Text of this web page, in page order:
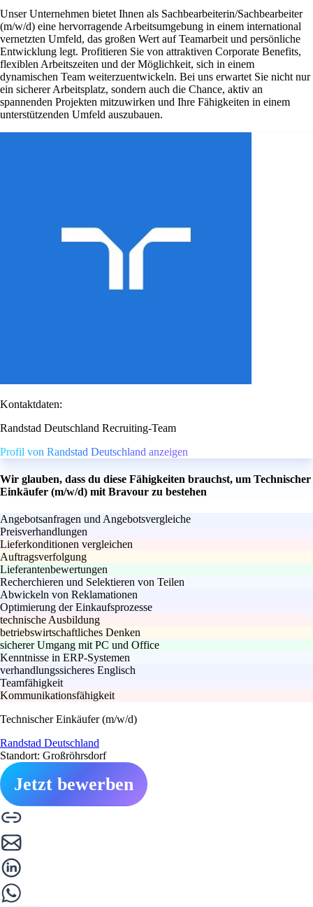
Unser Unternehmen bietet Ihnen als Sachbearbeiterin/Sachbearbeiter
(m/w/d) eine hervorragende Arbeitsumgebung in einem international
vernetzten Umfeld, das großen Wert auf Teamarbeit und persönliche
Entwicklung legt. Profitieren Sie von attraktiven Corporate Benefits,
flexiblen Arbeitszeiten und der Möglichkeit, sich in einem
dynamischen Team weiterzuentwickeln. Bei uns erwartet Sie nicht nur
ein sicherer Arbeitsplatz, sondern auch die Chance, aktiv an
spannenden Projekten mitzuwirken und Ihre Fähigkeiten in einem
unterstützenden Umfeld auszubauen.
Kontaktdaten:
Randstad Deutschland Recruiting-Team
Profil von Randstad Deutschland anzeigen
Wir glauben, dass du diese Fähigkeiten brauchst, um Technischer
Einkäufer (m/w/d) mit Bravour zu bestehen
Angebotsanfragen und Angebotsvergleiche
Preisverhandlungen
Lieferkonditionen vergleichen
Auftragsverfolgung
Lieferantenbewertungen
Recherchieren und Selektieren von Teilen
Abwickeln von Reklamationen
Optimierung der Einkaufsprozesse
technische Ausbildung
betriebswirtschaftliches Denken
sicherer Umgang mit PC und Office
Kenntnisse in ERP-Systemen
verhandlungssicheres Englisch
Teamfähigkeit
Kommunikationsfähigkeit
Technischer Einkäufer (m/w/d)
Randstad Deutschland
Standort: Großröhrsdorf
Jetzt bewerben